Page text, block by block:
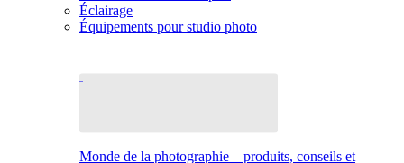
Éclairage
Équipements pour studio photo
Monde de la photographie – produits, conseils et